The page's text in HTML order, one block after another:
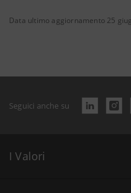
Data ultimo aggiornamento 25
Seguici anche su
I Valori